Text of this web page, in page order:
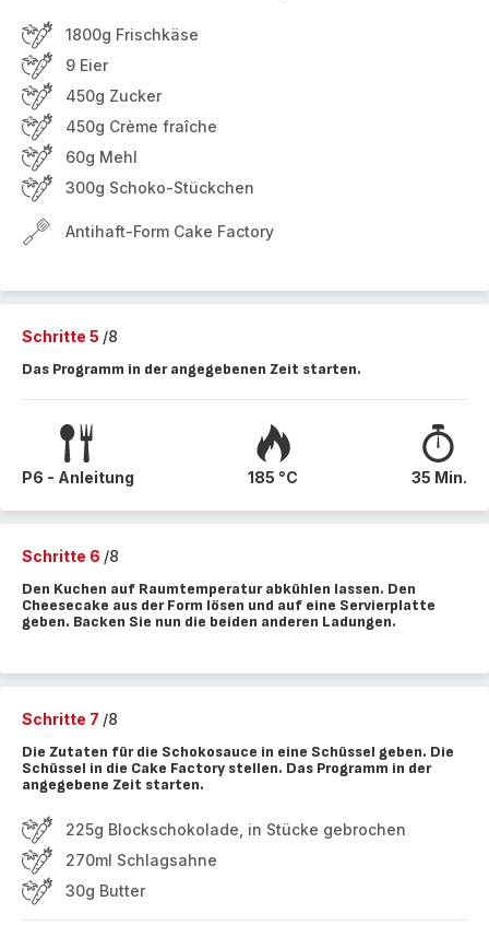
1800g Frischkäse
9 Eier
450g Zucker
450g Crème fraîche
60g Mehl
300g Schoko-Stückchen
Antihaft-Form Cake Factory
Schritte 5 /8
Das Programm in der angegebenen Zeit starten.
P6 - Anleitung 185 °C 35 Min.
Schritte 6 /8
Den Kuchen auf Raumtemperatur abkühlen lassen. Den
Cheesecake aus der Form lösen und auf eine Servierplatte
geben. Backen Sie nun die beiden anderen Ladungen.
Schritte 7 /8
Die Zutaten für die Schokosauce in eine Schüssel geben. Die
Schüssel in die Cake Factory stellen. Das Programm in der
angegebene Zeit starten.
225g Blockschokolade, in Stücke gebrochen
270ml Schlagsahne
30g Butter